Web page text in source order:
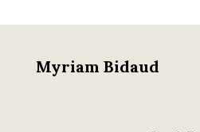
Myriam Bidaud